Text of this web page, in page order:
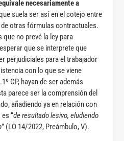
necesariamente a
suela ser así en el cotejo entre
de otras fórmulas contractuales.
no prevé la ley para
que se interprete que
perjudiciales para el trabajador
con lo que se viene
CP, hayan de ser además
parece ser la comprensión del
añadiendo ya en relación con
“de resultado lesivo, eludiendo
” (LO 14/2022, Preámbulo, V).